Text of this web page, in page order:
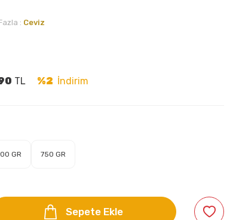
: Ceviz
TL %2 İndirim
GR 750 GR
Sepete Ekle